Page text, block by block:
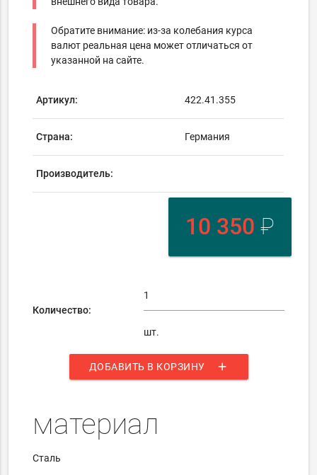
Обратите внимание: из-за колебания курса
валют реальная цена может отличаться от
указанной на сайте.
Артикул: 422.41.355
Страна: Германия
Производитель:
10 350 ₽
Количество:
шт.
ДОБАВИТЬ В КОРЗИНУ add
материал
Сталь